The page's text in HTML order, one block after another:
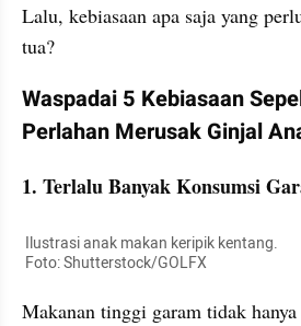
Lalu, kebiasaan apa saja yang
tua?
Waspadai 5 Kebiasaan
Perlahan Merusak Ginjal
1. Terlalu Banyak Konsumsi
Foto: Shutterstock/GOLFX
Makanan tinggi garam tidak